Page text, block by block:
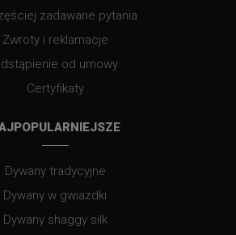
zadawane pytania
Zwroty i reklamacje
od umowy
Certyfikaty
Dywany tradycyjne
Dywany w gwiazdki
Dywany shaggy silk